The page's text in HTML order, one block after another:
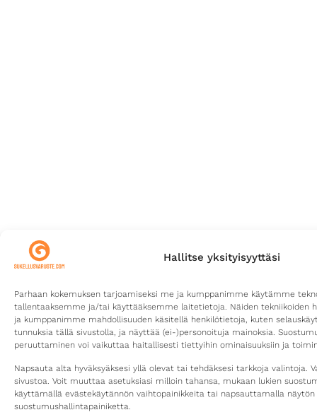
Hallitse yksityisyyttäsi
Parhaan kokemuksen tarjoamiseksi me ja kumppanimme käytämme
tallentaaksemme ja/tai käyttääksemme laitetietoja. Näiden tekniikoiden
ja kumppanimme mahdollisuuden käsitellä henkilötietoja, kuten
tunnuksia tällä sivustolla, ja näyttää (ei-)personoituja mainoksia.
peruuttaminen voi vaikuttaa haitallisesti tiettyihin ominaisuuksiin ja
Napsauta alta hyväksyäksesi yllä olevat tai tehdäksesi tarkkoja valintoja.
sivustoa. Voit muuttaa asetuksiasi milloin tahansa, mukaan lukien
käyttämällä evästekäytännön vaihtopainikkeita tai napsauttamalla näytön
suostumushallintapainiketta.